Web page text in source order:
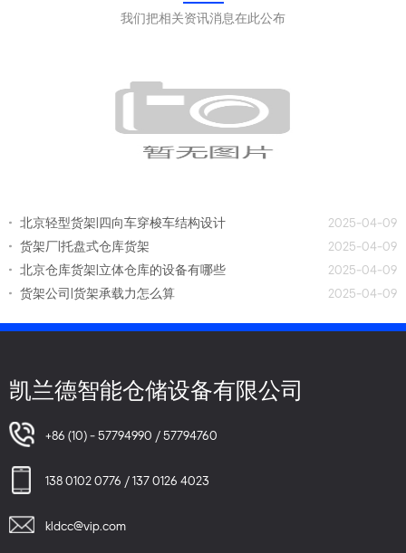
我们把相关资讯消息在此公布
北京轻型货架|四向车穿梭车结构设计
2025-04-09
货架厂|托盘式仓库货架
2025-04-09
北京仓库货架|立体仓库的设备有哪些
2025-04-09
货架公司|货架承载力怎么算
2025-04-09
凯兰德智能仓储设备有限公司
+86 (10) - 57794990 / 57794760
138 0102 0776 / 137 0126 4023
kldcc@vip.com